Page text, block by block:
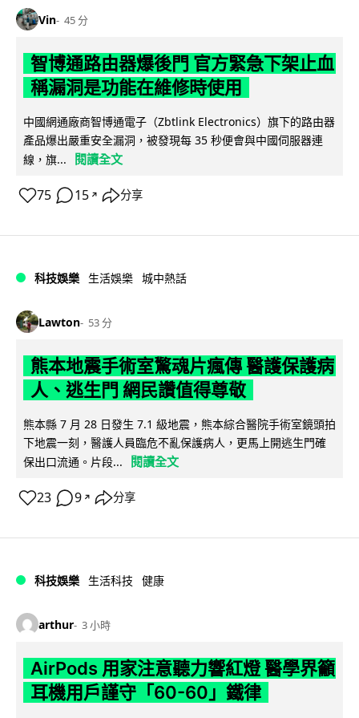
Vin 45 分
智博通路由器爆後門 官方緊急下架止血
稱漏洞是功能在維修時使用
中國網通廠商智博通電子（Zbtlink Electronics）旗下的路由器
產品爆出嚴重安全漏洞，被發現每 35 秒便會與中國伺服器連
線，旗...
閱讀全文
75 15 ↗ 分享
科技娛樂 生活娛樂 城中熱話
Lawton 53 分
熊本地震手術室驚魂片瘋傳 醫護保護病
人、逃生門 網民讚值得尊敬
熊本縣 7 月 28 日發生 7.1 級地震，熊本綜合醫院手術室鏡頭拍
下地震一刻，醫護人員臨危不亂保護病人，更馬上開逃生門確
保出口流通。片段...
閱讀全文
23 9 ↗ 分享
科技娛樂 生活科技 健康
arthur 3 小時
AirPods 用家注意聽力響紅燈 醫學界籲
耳機用戶謹守「60-60」鐵律